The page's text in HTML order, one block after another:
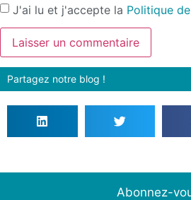
J'ai lu et j'accepte la Politique
Partagez notre blog !
Abonnez-